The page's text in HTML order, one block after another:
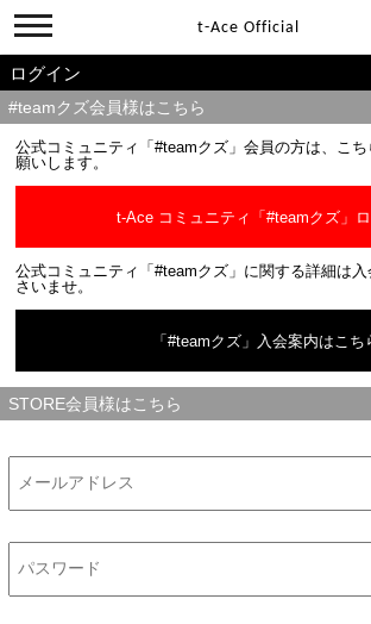
toggle
navigation
t-Ace Official
ログイン
#teamクズ会員様はこちら
公式コミュニティ「#teamクズ」会員の方は、こ
願いします。
t-Ace コミュニティ「#teamクズ」
公式コミュニティ「#teamクズ」に関する詳細は
さいませ。
「#teamクズ」入会案内はこち
STORE会員様はこちら